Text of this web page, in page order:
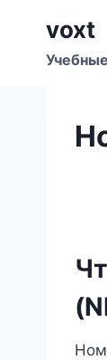
содержимому
voxt